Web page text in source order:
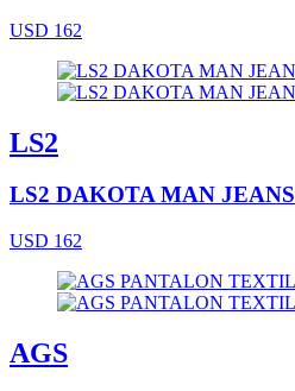
USD 162
LS2
LS2 DAKOTA MAN JEANS
USD 162
AGS